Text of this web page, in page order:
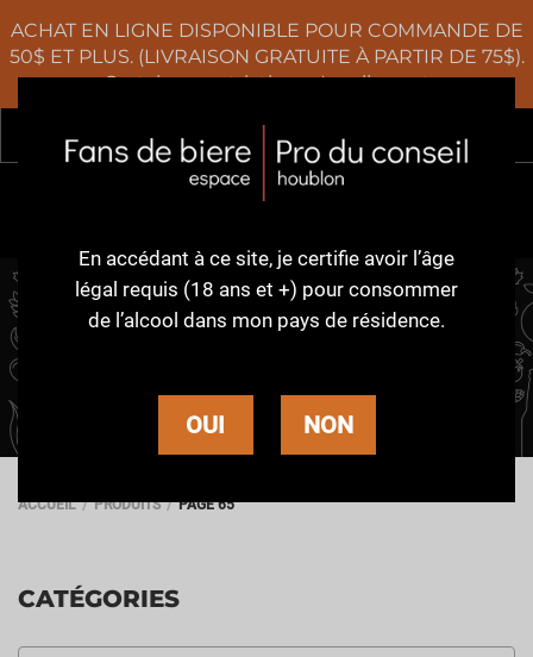
ACHAT EN LIGNE DISPONIBLE POUR COMMANDE DE
50$ ET PLUS. (LIVRAISON GRATUITE À PARTIR DE 75$).
Certaines restrictions s'appliquent
0
ACCUEIL PRODUITS PAGE 65
CATÉGORIES
En accédant à ce site, je certifie avoir l’âge
légal requis (18 ans et +) pour consommer
de l’alcool dans mon pays de résidence.
OUI NON